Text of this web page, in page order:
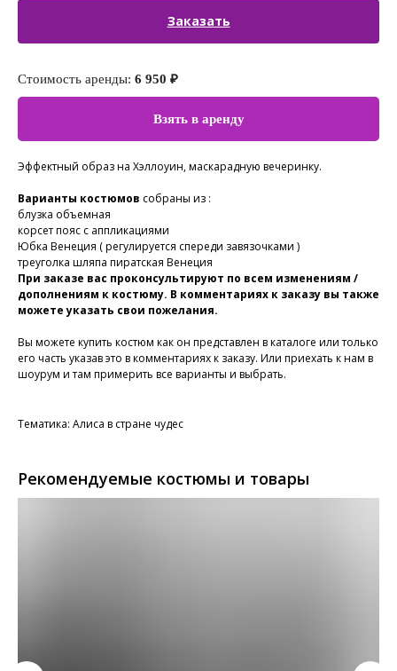
Заказать
Стоимость аренды: 6 950 ₽
Взять в аренду
Эффектный образ на Хэллоуин, маскарадную вечеринку.
Варианты костюмов собраны из :
блузка объемная
корсет пояс с аппликациями
Юбка Венеция ( регулируется спереди завязочками )
треуголка шляпа пиратская Венеция
При заказе вас проконсультируют по всем изменениям /
дополнениям к костюму. В комментариях к заказу вы также
можете указать свои пожелания.
Вы можете купить костюм как он представлен в каталоге или только
его часть указав это в комментариях к заказу. Или приехать к нам в
шоурум и там примерить все варианты и выбрать.
Тематика: Алиса в стране чудес
Рекомендуемые костюмы и товары